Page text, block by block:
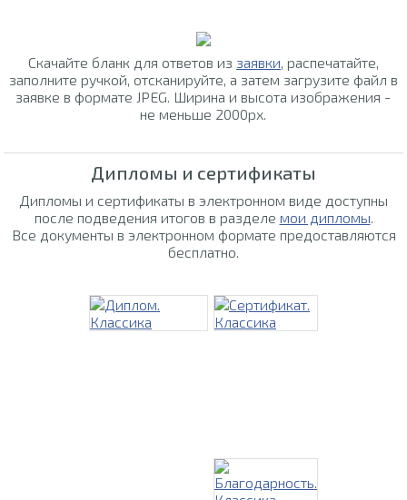
Скачайте бланк для ответов из заявки, распечатайте,
заполните ручкой, отсканируйте, а затем загрузите файл в
заявке в формате JPEG. Ширина и высота изображения -
не меньше 2000px.
Дипломы и сертификаты
Дипломы и сертификаты в электронном виде доступны
после подведения итогов в разделе мои дипломы
Все документы в электронном формате предоставляются
бесплатно.